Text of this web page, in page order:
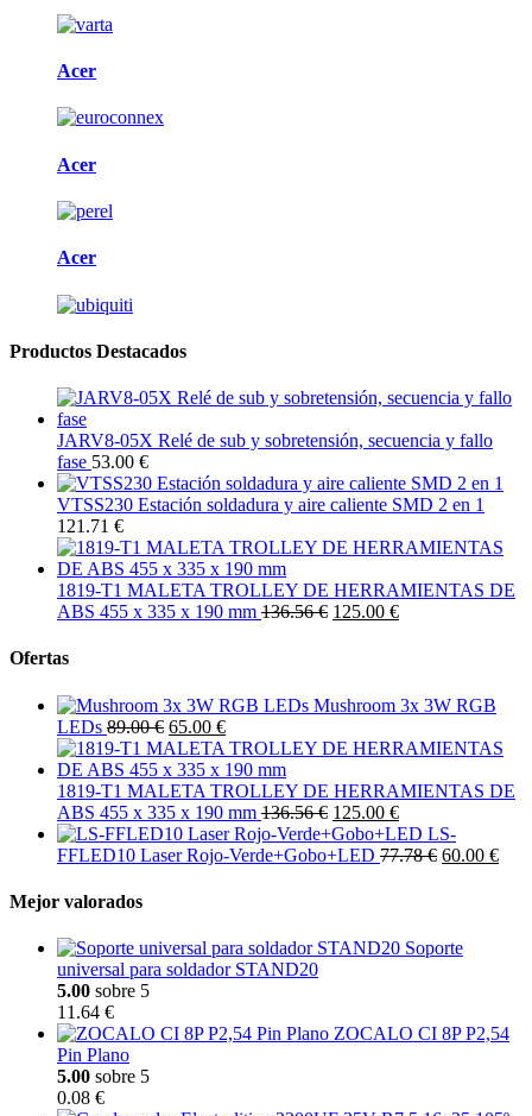
Acer
Acer
Acer
Productos Destacados
JARV8-05X Relé de sub y sobretensión, secuencia y fallo
fase 53.00 €
VTSS230 Estación soldadura y aire caliente SMD 2 en 1
121.71 €
1819-T1 MALETA TROLLEY DE HERRAMIENTAS DE
ABS 455 x 335 x 190 mm 136.56 € 125.00 €
Ofertas
Mushroom 3x 3W RGB
LEDs 89.00 € 65.00 €
1819-T1 MALETA TROLLEY DE HERRAMIENTAS DE
ABS 455 x 335 x 190 mm 136.56 € 125.00 €
LS-
FFLED10 Laser Rojo-Verde+Gobo+LED 77.78 € 60.00 €
Mejor valorados
Soporte
universal para soldador STAND20
5.00 sobre 5
11.64 €
ZOCALO CI 8P P2,54
Pin Plano
5.00 sobre 5
0.08 €